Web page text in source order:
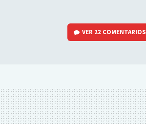
VER 22 COMENTARIOS